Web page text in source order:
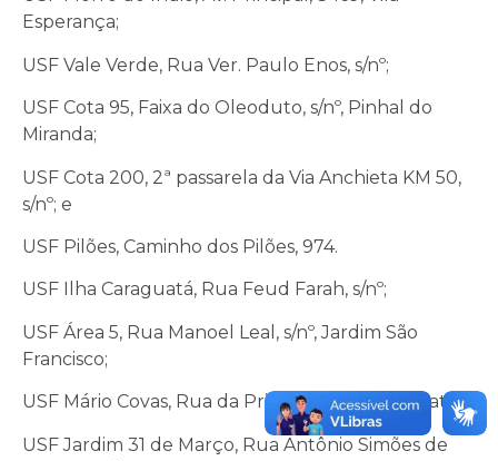
Esperança;
USF Vale Verde, Rua Ver. Paulo Enos, s/nº;
USF Cota 95, Faixa do Oleoduto, s/nº, Pinhal do
Miranda;
USF Cota 200, 2ª passarela da Via Anchieta KM 50,
s/nº; e
USF Pilões, Caminho dos Pilões, 974.
USF Ilha Caraguatá, Rua Feud Farah, s/nº;
USF Área 5, Rua Manoel Leal, s/nº, Jardim São
Francisco;
USF Mário Covas, Rua da Primavera, s/nº, Vila Natal;
USF Jardim 31 de Março, Rua Antônio Simões de